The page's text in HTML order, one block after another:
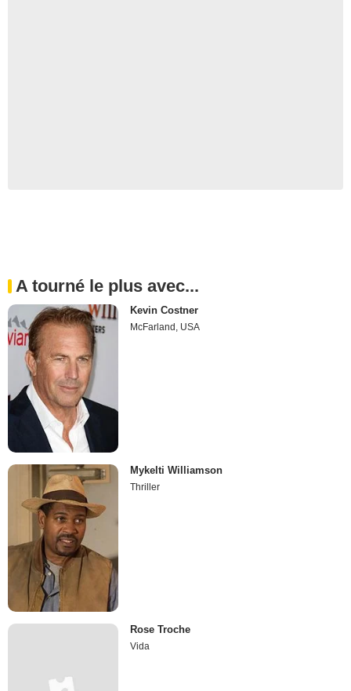
A tourné le plus avec...
Kevin Costner
McFarland, USA
Mykelti Williamson
Thriller
Rose Troche
Vida